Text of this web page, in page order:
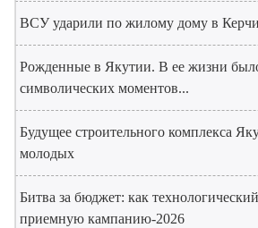
ВСУ ударили по жилому дому в Керчи
Рожденные в Якутии. В ее жизни
символических моментов...
Будущее строительного комплекса
молодых
Битва за бюджет: как
приемную кампанию-2026